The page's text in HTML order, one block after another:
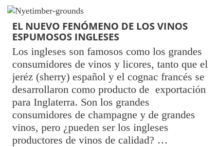
EL NUEVO FENÓMENO DE LOS VINOS
ESPUMOSOS INGLESES
Los ingleses son famosos como los grandes
consumidores de vinos y licores, tanto que el
jeréz (sherry) español y el cognac francés se
desarrollaron como producto de exportación
para Inglaterra. Son los grandes
consumidores de champagne y de grandes
vinos, pero ¿pueden ser los ingleses
productores de vinos de calidad? …